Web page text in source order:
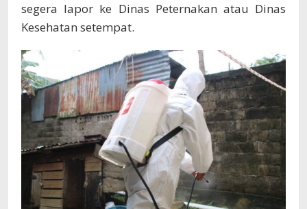
segera lapor ke Dinas Peternakan atau Dinas
Kesehatan setempat.